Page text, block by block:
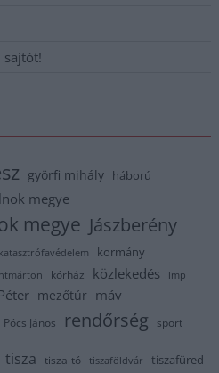
sajtót!
györfi mihály háború
megye
megye Jászberény
katasztrófavédelem kormány
kórház közlekedés lmp
mezőtúr máv
Pócs János rendőrség sport
tisza tisza-tó tiszaföldvár tiszafüred